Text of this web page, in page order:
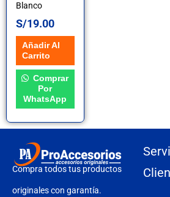
Blanco
S/19.00
Añadir Al
Carrito
Comprar
Por
WhatsApp
Compra todos tus productos
originales con garantía.